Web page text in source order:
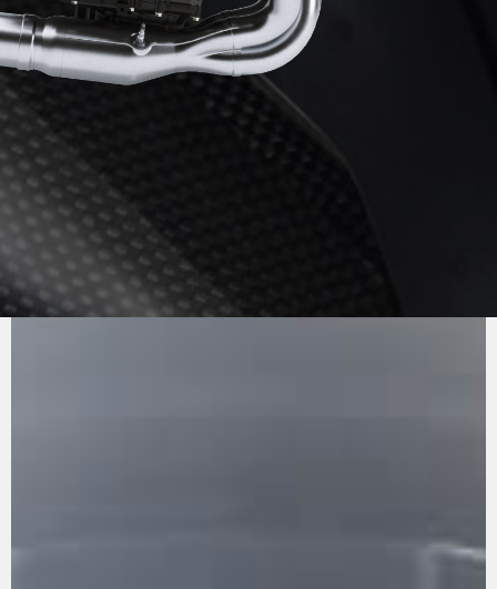
MV AGUSTA
kW) à 13 000 tr/min et 116,5 Nm à 11 000 tr/min.